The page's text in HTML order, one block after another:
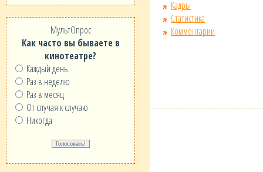
МультОпрос
Как часто вы бываете в
кинотеатре?
Каждый день
Раз в неделю
Раз в месяц
От случая к случаю
Никогда
Кадры
Статистика
Комментарии